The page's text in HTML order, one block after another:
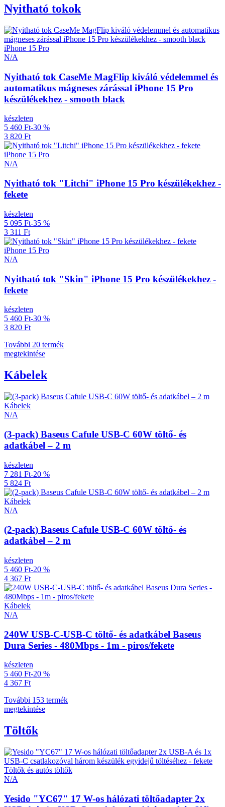
Nyitható tokok
iPhone 15 Pro
N/A
Nyitható tok CaseMe MagFlip kiváló védelemmel és
automatikus mágneses zárással iPhone 15 Pro
készülékekhez - smooth black
készleten
5 460 Ft-30 %
3 820 Ft
iPhone 15 Pro
N/A
Nyitható tok "Litchi" iPhone 15 Pro készülékekhez -
fekete
készleten
5 095 Ft-35 %
3 311 Ft
iPhone 15 Pro
N/A
Nyitható tok "Skin" iPhone 15 Pro készülékekhez -
fekete
készleten
5 460 Ft-30 %
3 820 Ft
További 20 termék
megtekintése
Kábelek
Kábelek
N/A
(3-pack) Baseus Cafule USB-C 60W töltő- és
adatkábel – 2 m
készleten
7 281 Ft-20 %
5 824 Ft
Kábelek
N/A
(2-pack) Baseus Cafule USB-C 60W töltő- és
adatkábel – 2 m
készleten
5 460 Ft-20 %
4 367 Ft
Kábelek
N/A
240W USB-C-USB-C töltő- és adatkábel Baseus
Dura Series - 480Mbps - 1m - piros/fekete
készleten
5 460 Ft-20 %
4 367 Ft
További 153 termék
megtekintése
Töltők
Töltők és autós töltők
N/A
Yesido "YC67" 17 W-os hálózati töltőadapter 2x